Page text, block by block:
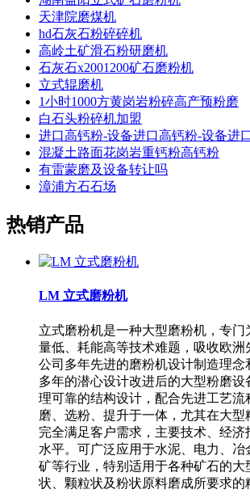
天津院磨煤机
hd石灰石粉碎碎机
高岭土矿滑石粉研磨机
石灰石x2001200矿石磨粉机
立式辊磨机
1小时1000方黄岗岩粉碎高产预粉磨
白石头粉碎机加盟
进口高钙粉-设备进口高钙粉-设备进
混凝土路面花岗岩重钙粉高钙粉
有雷蒙磨及设备转让吗
漳浦方石石场
热销产品
LM 立式磨粉机
立式磨粉机是一种大型磨粉机，专门
量低、耗能高等技术难题，吸收欧洲
公司多年先进的磨粉机设计制造理念
多年的潜心设计改进后的大型粉磨设
理可靠的结构设计，配合先进工艺流
磨、选粉、提升于一体，尤其在大型
完全满足客户需求，主要技术、经济
水平。可广泛应用于水泥、电力、冶
矿等行业，特别适用于各种矿石的大
状、颗粒状及粉状原料磨成所要求的